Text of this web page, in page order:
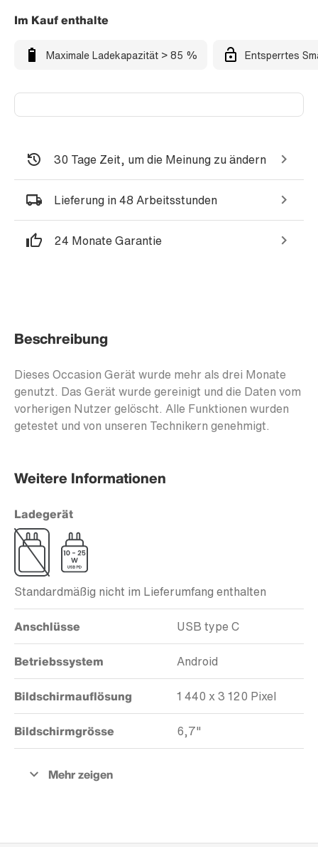
Im Kauf enthalte
Maximale Ladekapazität > 85 % Entsperrtes
30 Tage Zeit, um die Meinung zu ändern
Lieferung in 48 Arbeitsstunden
24 Monate Garantie
Beschreibung
Dieses Occasion Gerät wurde mehr als drei Monate
genutzt. Das Gerät wurde gereinigt und die Daten vom
vorherigen Nutzer gelöscht. Alle Funktionen wurden
getestet und von unseren Technikern genehmigt.
Weitere Informationen
Ladegerät
Standardmäßig nicht im Lieferumfang enthalten
Anschlüsse USB type C
Betriebssystem Android
Bildschirmauflösung 1 440 x 3 120 Pixel
Bildschirmgrösse 6,7"